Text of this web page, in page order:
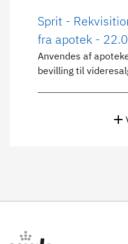
Sprit -
fra apotek -
Anvendes af
bevilling til